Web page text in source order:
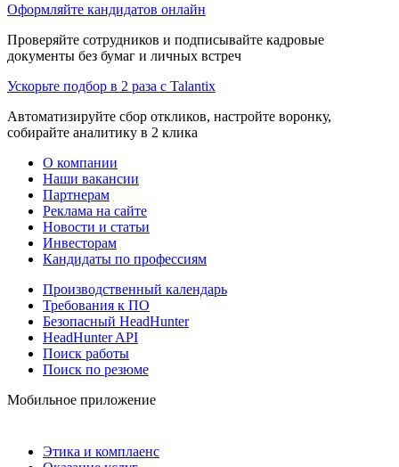
Оформляйте кандидатов онлайн
Проверяйте сотрудников и подписывайте кадровые
документы без бумаг и личных встреч
Ускорьте подбор в 2 раза с Talantix
Автоматизируйте сбор откликов, настройте воронку,
собирайте аналитику в 2 клика
О компании
Наши вакансии
Партнерам
Реклама на сайте
Новости и статьи
Инвесторам
Кандидаты по профессиям
Производственный календарь
Требования к ПО
Безопасный HeadHunter
HeadHunter API
Поиск работы
Поиск по резюме
Мобильное приложение
Этика и комплаенс